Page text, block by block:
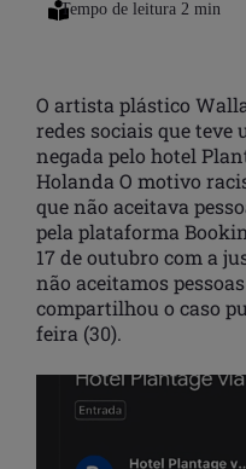
O artista plástico
redes sociais que teve
negada pelo hotel
Holanda O motivo
que não aceitava
pela plataforma
17 de outubro com a
não aceitamos
compartilhou o caso
feira (30).